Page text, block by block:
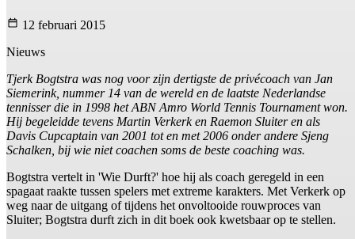
12 februari 2015
Nieuws
Tjerk Bogtstra was nog voor zijn dertigste de privécoach van Jan
Siemerink, nummer 14 van de wereld en de laatste Nederlandse
tennisser die in 1998 het ABN Amro World Tennis Tournament won.
Hij begeleidde tevens Martin Verkerk en Raemon Sluiter en als
Davis Cupcaptain van 2001 tot en met 2006 onder andere Sjeng
Schalken, bij wie niet coachen soms de beste coaching was.
Bogtstra vertelt in 'Wie Durft?' hoe hij als coach geregeld in een
spagaat raakte tussen spelers met extreme karakters. Met Verkerk op
weg naar de uitgang of tijdens het onvoltooide rouwproces van
Sluiter; Bogtstra durft zich in dit boek ook kwetsbaar op te stellen.